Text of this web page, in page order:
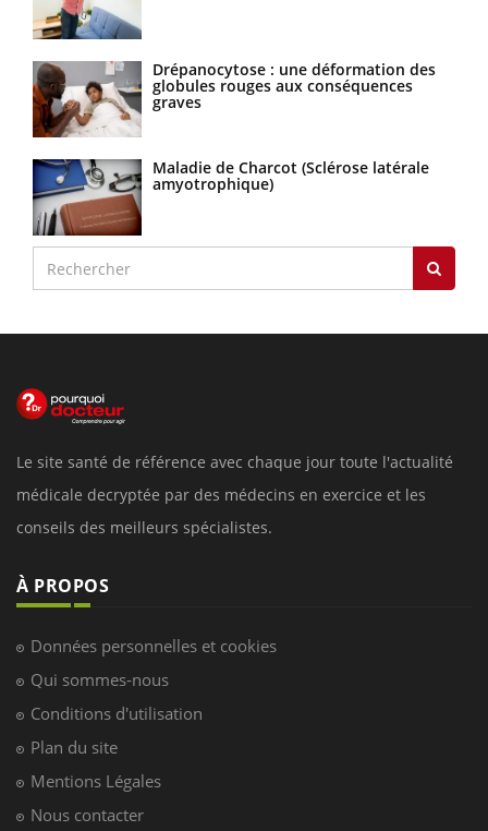
Drépanocytose : une déformation des
globules rouges aux conséquences
graves
Maladie de Charcot (Sclérose latérale
amyotrophique)
Le site santé de référence avec chaque jour toute l'actualité
médicale decryptée par des médecins en exercice et les
conseils des meilleurs spécialistes.
À PROPOS
Données personnelles et cookies
Qui sommes-nous
Conditions d'utilisation
Plan du site
Mentions Légales
Nous contacter